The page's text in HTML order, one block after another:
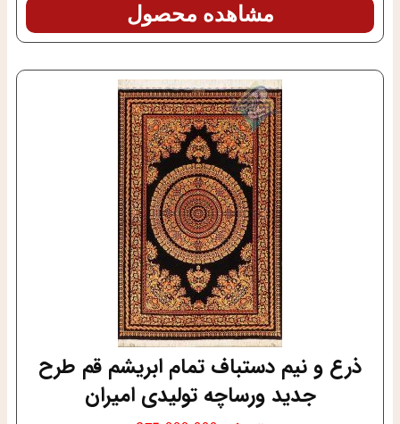
مشاهده محصول
ذرع و نیم دستباف تمام ابریشم قم طرح
جدید ورساچه تولیدی امیران